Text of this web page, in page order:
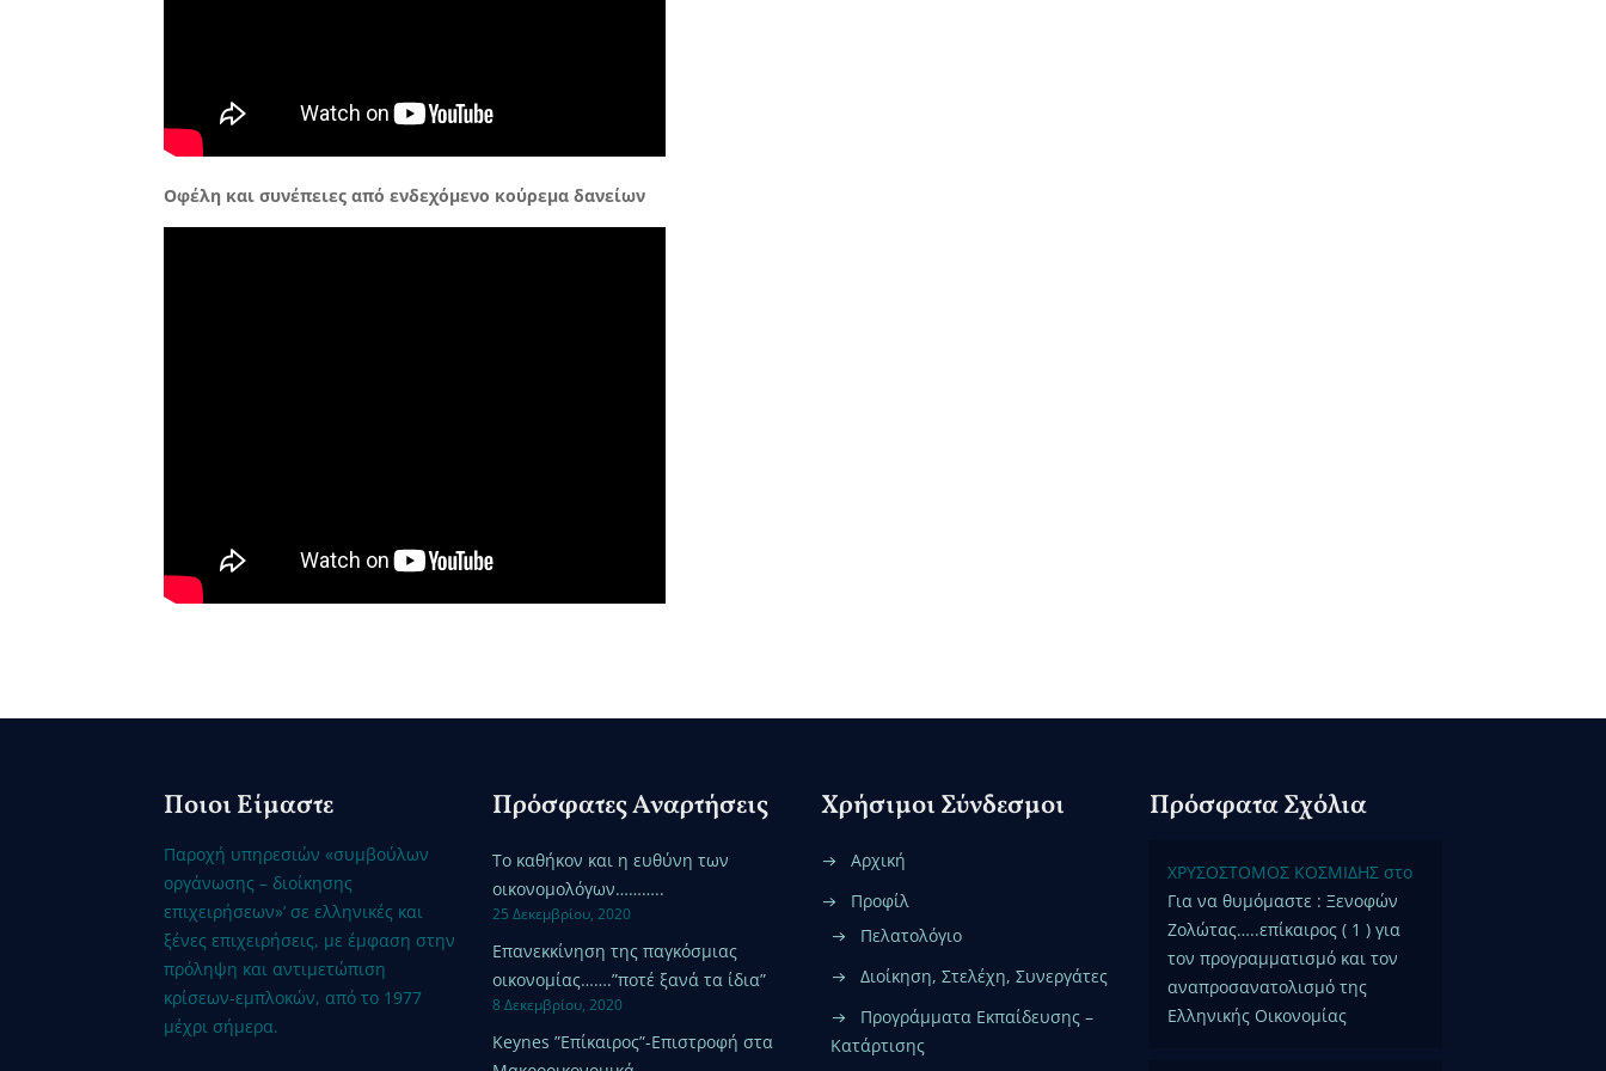
Οφέλη και συνέπειες από ενδεχόμενο κούρεμα δανείων
Ποιοι Είμαστε
Παροχή υπηρεσιών «συμβούλων
οργάνωσης – διοίκησης
επιχειρήσεων»’ σε ελληνικές και
ξένες επιχειρήσεις, με έμφαση στην
πρόληψη και αντιμετώπιση
κρίσεων-εμπλοκών, από το 1977
μέχρι σήμερα.
Πρόσφατες Αναρτήσεις
Το καθήκον και η ευθύνη των
οικονομολόγων………..
25 Δεκεμβρίου, 2020
Επανεκκίνηση της παγκόσμιας
οικονομίας…….”ποτέ ξανά τα ίδια”
8 Δεκεμβρίου, 2020
Keynes ”Επίκαιρος”-Επιστροφή στα
Χρήσιμοι Σύνδεσμοι
Αρχική
Προφίλ
Πελατολόγιο
Διοίκηση, Στελέχη, Συνεργάτες
Προγράμματα Εκπαίδευσης –
Κατάρτισης
Πρόσφατα Σχόλια
ΧΡΥΣΟΣΤΟΜΟΣ ΚΟΣΜΙΔΗΣ στο
Για να θυμόμαστε : Ξενοφών
Ζολώτας…..επίκαιρος ( 1 ) για
τον προγραμματισμό και τον
αναπροσανατολισμό της
Ελληνικής Οικονομίας